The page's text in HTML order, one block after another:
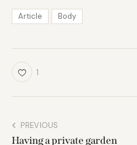
Article Body
1
PREVIOUS
Having a private garden